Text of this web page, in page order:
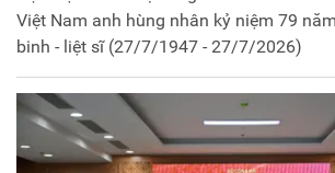
Việt Nam anh hùng nhân kỷ niệm 79
binh - liệt sĩ (27/7/1947 - 27/7/2026)